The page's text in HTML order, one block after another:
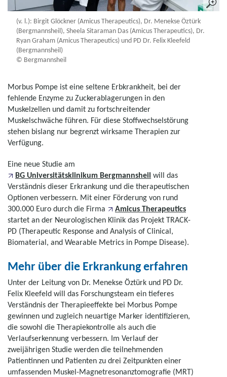
(v. l.): Birgit Glöckner (Amicus Therapeutics), Dr. Menekse Öztürk
(Bergmannsheil), Sheela Sitaraman Das (Amicus Therapeutics), Dr.
Ryan Graham (Amicus Therapeutics) und PD Dr. Felix Kleefeld
(Bergmannsheil)
© Bergmannsheil
Morbus Pompe ist eine seltene Erbkrankheit, bei der
fehlende Enzyme zu Zuckerablagerungen in den
Muskelzellen und damit zu fortschreitender
Muskelschwäche führen. Für diese Stoffwechselstörung
stehen bislang nur begrenzt wirksame Therapien zur
Verfügung.
Eine neue Studie am
BG Universitätsklinikum Bergmannsheil will das
Verständnis dieser Erkrankung und die therapeutischen
Optionen verbessern. Mit einer Förderung von rund
300.000 Euro durch die Firma
Amicus Therapeutics
startet an der Neurologischen Klinik das Projekt TRACK-
PD (Therapeutic Response and Analysis of Clinical,
Biomaterial, and Wearable Metrics in Pompe Disease).
Mehr über die Erkrankung erfahren
Unter der Leitung von Dr. Menekse Öztürk und PD Dr.
Felix Kleefeld will das Forschungsteam ein tieferes
Verständnis der Therapieeffekte bei Morbus Pompe
gewinnen und zugleich neuartige Marker identifizieren,
die sowohl die Therapiekontrolle als auch die
Verlaufserkennung verbessern. Im Verlauf der
zweijährigen Studie werden die teilnehmenden
Patientinnen und Patienten zu drei Zeitpunkten einer
umfassenden Muskel-Magnetresonanztomografie (MRT)